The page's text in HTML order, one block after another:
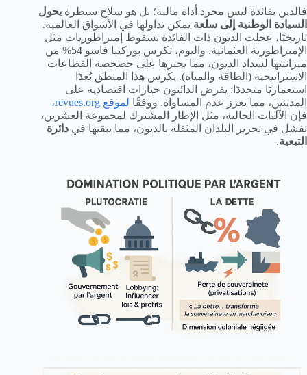
فالدين بفائدة ليس مجرد أداة مالية؛ بل هو سلاح سيطرة يحول
السيادة الوطنية إلى سلعة يمكن تداولها في الأسواق العالمية.
تاريخيًا، عجلت الديون ذات الفائدة بسقوط إمبراطوريات مثل
الإمبراطورية العثمانية. واليوم، تكرس بوركينا فاسو 54% من
ميزانيتها لسداد الديون، مما يجبرها على خصخصة القطاعات
الاستراتيجية (الطاقة والمياه). يكرس هذا المنطق بُعدًا
استعماريًا متجددًا: يفرض الدائنون خيارات اقتصادية على
المدينين، مما يعزز عدم المساواة. ووفقًا لموقع revues.org،
فإن الآليات الحالية، مثل الإطار المشترك لمجموعة العشرين،
تفشل في تحرير البلدان المثقلة بالديون، مما يبقيها في دائرة
التبعية.